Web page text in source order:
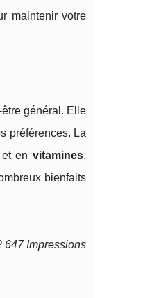
maintenir votre
général. Elle
préférences. La
et envitamines.
bienfaits
647 Impressions